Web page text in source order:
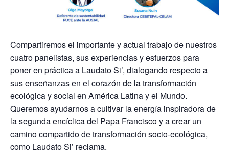
Compartiremos el importante y actual trabajo de nuestros
cuatro panelistas, sus experiencias y esfuerzos para
poner en práctica a Laudato Si’, dialogando respecto a
sus enseñanzas en el corazón de la transformación
ecológica y social en América Latina y el Mundo.
Queremos ayudarnos a cultivar la energía inspiradora de
la segunda encíclica del Papa Francisco y a crear un
camino compartido de transformación socio-ecológica,
como Laudato Si’ reclama.